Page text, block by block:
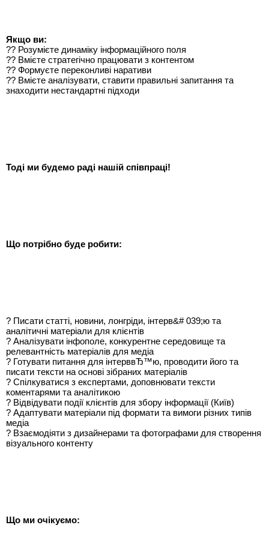
Якщо ви:
?? Розумієте динаміку інформаційного поля
?? Вмієте стратегічно працювати з контентом
?? Формуєте переконливі наративи
?? Вмієте аналізувати, ставити правильні запитання та
знаходити нестандартні підходи
Тоді ми будемо раді нашій співпраці!
Що потрібно буде робити:
? Писати статті, новини, лонгріди, інтерв&# 039;ю та
аналітичні матеріали для клієнтів
? Аналізувати інфополе, конкурентне середовище та
релевантність матеріалів для медіа
? Готувати питання для інтерввЂ™ю, проводити його та
писати тексти на основі зібраних матеріалів
? Спілкуватися з експертами, доповнювати тексти
коментарями та аналітикою
? Відвідувати події клієнтів для збору інформації (Київ)
? Адаптувати матеріали під формати та вимоги різних типів
медіа
? Взаємодіяти з дизайнерами та фотографами для створення
візуального контенту
Що ми очікуємо: